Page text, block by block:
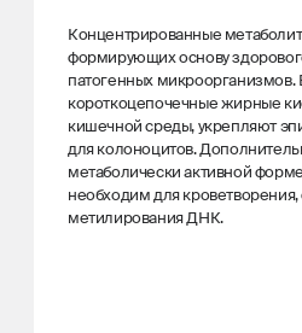
Концентрированные
формирующих основу
патогенных
короткоцепочечные жирные
кишечной среды, укрепляют
для колоноцитов.
метаболически активной
необходим для
метилирования ДНК.